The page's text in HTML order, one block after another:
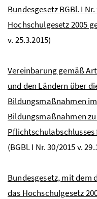
Bundesgesetz BGBl. I
Hochschulgesetz 2005
v. 25.3.2015)
Vereinbarung gemäß
und den Ländern über
Bildungsmaßnahmen
Bildungsmaßnahmen
Pflichtschulabschlusses
(BGBl. I Nr. 30/2015 v.
Bundesgesetz, mit dem
das Hochschulgesetz